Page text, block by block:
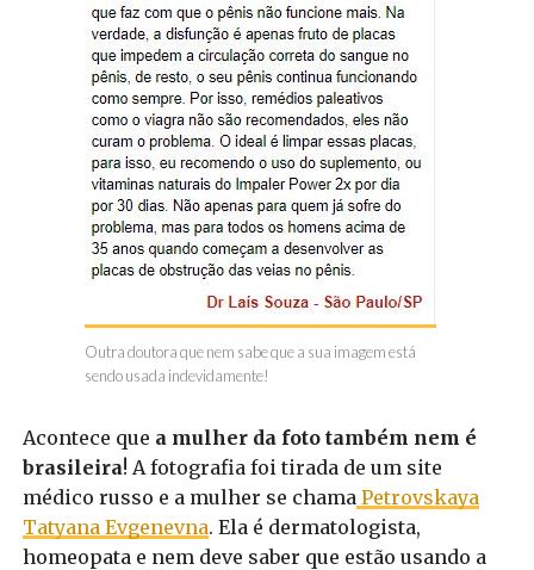
Outra doutora que nem sabe que a sua imagem está
sendo usada indevidamente!
Acontece que a mulher da foto também nem é
brasileira! A fotografia foi tirada de um site
médico russo e a mulher se chama Petrovskaya
Tatyana Evgenevna. Ela é dermatologista,
homeopata e nem deve saber que estão usando a